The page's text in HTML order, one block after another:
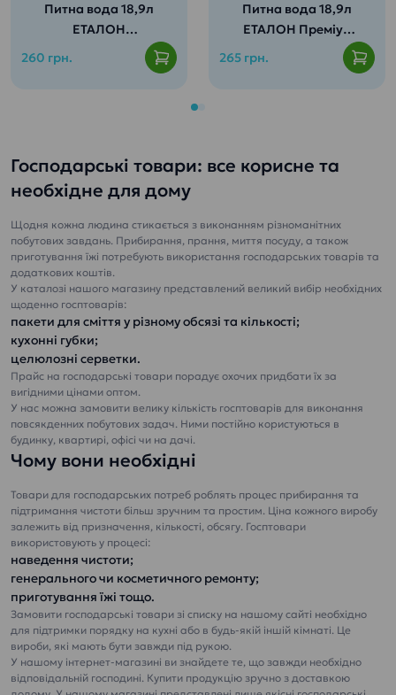
Питна вода 18,9л
ЕТАЛОН
260 грн.
Повне розкриття
смаку напоїв та їжі.
накипу!
Рекомендовано
для чайників та
кавоварок.
Зменшена
жорсткість води
при збереженому
вмісту мінералів
Ca та Mg.
Безпечність
гарантована і
підтверджена
сертифікатом ISO
22000
озоном та
ультрафіолетом
Питна вода «Еталон
Пом’якшена»
Питна вода 18,9л
ЕТАЛОН Преміум
(для дітей від 3
265 грн.
що потрібні для
Не обов’язково
кип’ятити.
Безмечність
гарантована і
сертифікатом ISO
озоном та
Питна вода «ЕТАЛОН
ПРЕМІУМ» - ідеально
шкільного віку.
Господарські товари: все корисне та
необхідне для дому
Щодня кожна людина стикається з виконанням різноманітних
побутових завдань. Прибирання, прання, миття посуду, а також
приготування їжі потребують використання господарських товарів та
додаткових коштів.
У каталозі нашого магазину представлений великий вибір необхідних
щоденно госптоварів:
пакети для сміття у різному обсязі та кількості;
кухонні губки;
целюлозні серветки.
Прайс на господарські товари порадує охочих придбати їх за
вигідними цінами оптом.
У нас можна замовити велику кількість госптоварів для виконання
повсякденних побутових задач. Ними постійно користуються в
будинку, квартирі, офісі чи на дачі.
Чому вони необхідні
Товари для господарських потреб роблять процес прибирання та
підтримання чистоти більш зручним та простим. Ціна кожного виробу
залежить від призначення, кількості, обсягу. Госптовари
використовують у процесі:
наведення чистоти;
генерального чи косметичного ремонту;
приготування їжі тощо.
Замовити господарські товари зі списку на нашому сайті необхідно
для підтримки порядку на кухні або в будь-якій іншій кімнаті. Це
вироби, які мають бути завжди під рукою.
У нашому інтернет-магазині ви знайдете те, що завжди необхідно
відповідальній господині. Купити продукцію зручно з доставкою